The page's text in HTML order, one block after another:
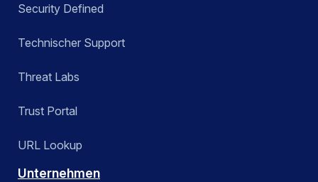
Security Defined
Technischer Support
Threat Labs
Trust Portal
URL Lookup
Unternehmen